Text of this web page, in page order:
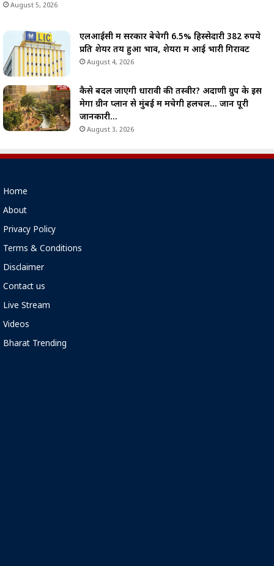
August 5, 2026
एलआईसी में सरकार बेचेगी 6.5% हिस्सेदारी 382 रुपये
प्रति शेयर तय हुआ भाव, शेयरों में आई भारी गिरावट
August 4, 2026
कैसे बदल जाएगी धारावी की तस्वीर? अदाणी ग्रुप के इस
मेगा ग्रीन प्लान से मुंबई में मचेगी हलचल… जानें पूरी
जानकारी…
August 3, 2026
Home
About
Privacy Policy
Terms & Conditions
Disclaimer
Contact us
Live Stream
Videos
Bharat Trending